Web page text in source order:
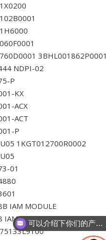
NDPI-02
P
KX
ACX
ACT
P
1KGT012700R0002
01
IAM MODULE
IAM MODULE
可以介绍下你们的产品么